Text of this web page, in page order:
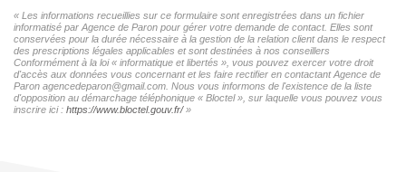
« Les informations recueillies sur ce formulaire sont enregistrées dans un fichier
informatisé par Agence de Paron pour gérer votre demande de contact. Elles sont
conservées pour la durée nécessaire à la gestion de la relation client dans le respect
des prescriptions légales applicables et sont destinées à nos conseillers
Conformément à la loi « informatique et libertés », vous pouvez exercer votre droit
d'accès aux données vous concernant et les faire rectifier en contactant Agence de
Paron agencedeparon@gmail.com. Nous vous informons de l'existence de la liste
d'opposition au démarchage téléphonique « Bloctel », sur laquelle vous pouvez vous
inscrire ici : https://www.bloctel.gouv.fr/»